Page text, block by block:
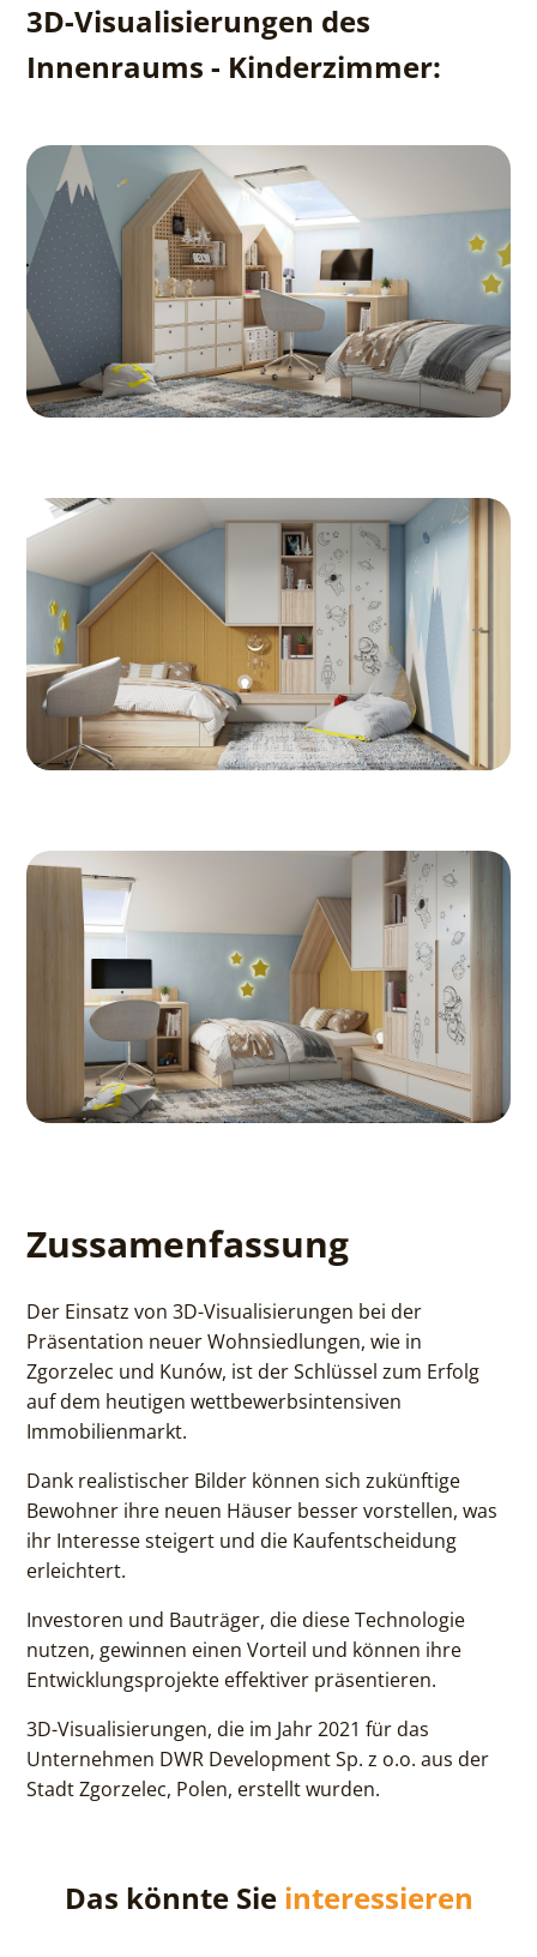
3D-Visualisierungen des
Innenraums - Kinderzimmer:
Zussamenfassung
Der Einsatz von 3D-Visualisierungen bei der
Präsentation neuer Wohnsiedlungen, wie in
Zgorzelec und Kunów, ist der Schlüssel zum Erfolg
auf dem heutigen wettbewerbsintensiven
Immobilienmarkt.
Dank realistischer Bilder können sich zukünftige
Bewohner ihre neuen Häuser besser vorstellen, was
ihr Interesse steigert und die Kaufentscheidung
erleichtert.
Investoren und Bauträger, die diese Technologie
nutzen, gewinnen einen Vorteil und können ihre
Entwicklungsprojekte effektiver präsentieren.
3D-Visualisierungen, die im Jahr 2021 für das
Unternehmen DWR Development Sp. z o.o. aus der
Stadt Zgorzelec, Polen, erstellt wurden.
Das könnte Sie interessieren